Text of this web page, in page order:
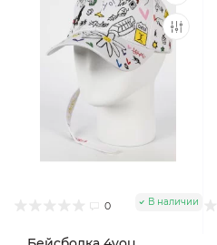
0 В наличии